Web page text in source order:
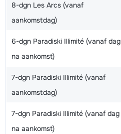
8-dgn Les Arcs (vanaf
aankomstdag)
6-dgn Paradiski Illimité (vanaf dag
na aankomst)
7-dgn Paradiski Illimité (vanaf
aankomstdag)
7-dgn Paradiski Illimité (vanaf dag
na aankomst)